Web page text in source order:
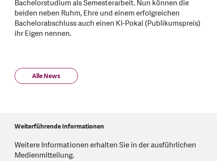
Bachelorstudium als Semesterarbeit. Nun können die
beiden neben Ruhm, Ehre und einem erfolgreichen
Bachelorabschluss auch einen KI-Pokal (Publikumspreis)
ihr Eigen nennen.
Alle News
Weiterführende Informationen
Weitere Informationen erhalten Sie in der ausführlichen
Medienmitteilung.